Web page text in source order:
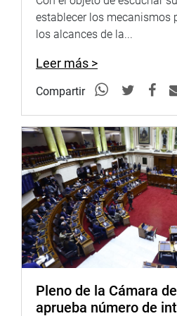
proyectos de ley 007/2021-CR, y
modifica la Ley 28301, Ley
Constitucional para crear el
accesitario.
Con la modificación se dispone
magistrados titulares, el
procedimiento, hasta tres
Tribunal Constitucional entre
aptos, quienes ostentan tal
años.
Así, el magistrado accesitario
producirse la vacancia del
presente el supuesto de
Al sustentar la propuesta, la
suplentes no es una medida
estos ejerzan funciones en
establecer los mecanismos
los alcances de la...
Leer más >
Compartir
Pleno de la Cámara
aprueba número de